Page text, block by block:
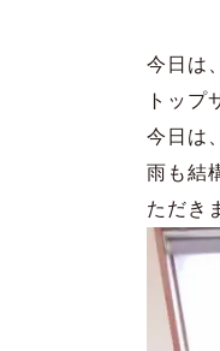
今日は
トッ
今日は
雨も結
ただき